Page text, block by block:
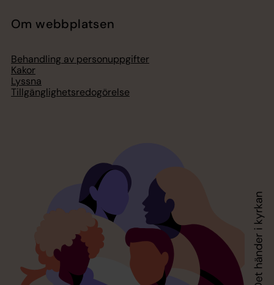
Om webbplatsen
Behandling av personuppgifter
Kakor
Lyssna
Tillgänglighetsredogörelse